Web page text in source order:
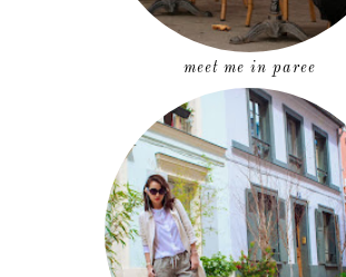
meet me in paree